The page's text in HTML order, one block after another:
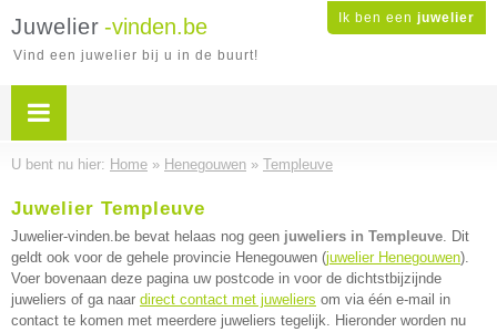
Ik ben een juwelier
Juwelier -vinden.be
Vind een juwelier bij u in de buurt!
U bent nu hier: Home » Henegouwen » Templeuve
Juwelier Templeuve
Juwelier-vinden.be bevat helaas nog geen juweliers in Templeuve. Dit
geldt ook voor de gehele provincie Henegouwen (juwelier Henegouwen).
Voer bovenaan deze pagina uw postcode in voor de dichtstbijzijnde
juweliers of ga naar direct contact met juweliers om via één e-mail in
contact te komen met meerdere juweliers tegelijk. Hieronder worden nu